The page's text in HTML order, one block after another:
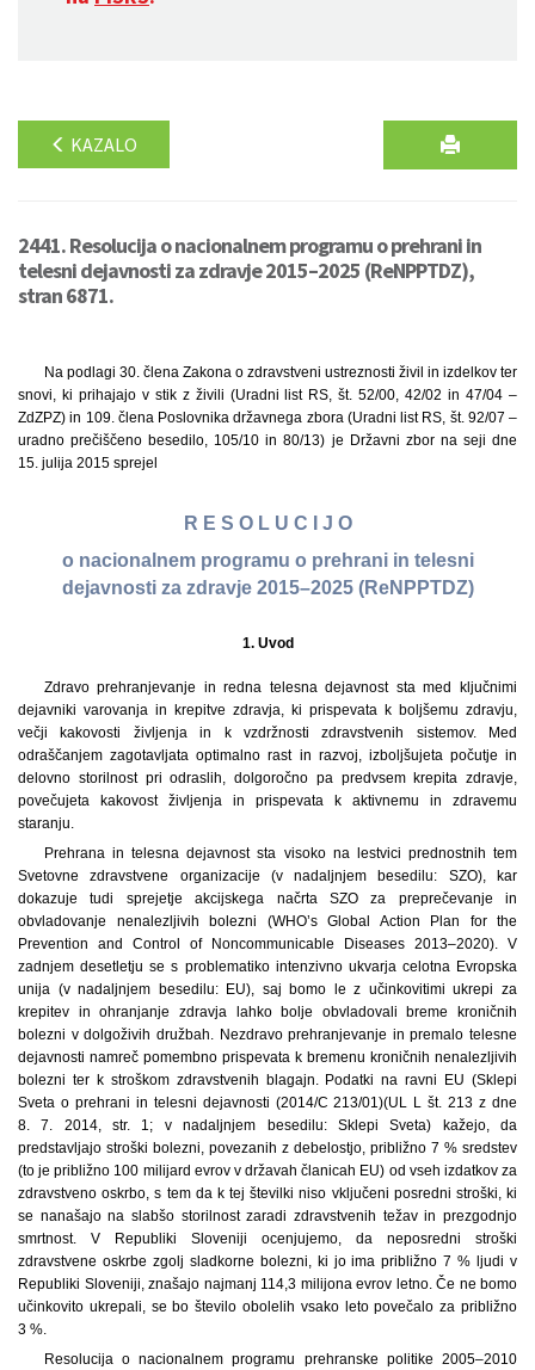
KAZALO
2441. Resolucija o nacionalnem programu o prehrani in
telesni dejavnosti za zdravje 2015–2025 (ReNPPTDZ),
stran 6871.
Na podlagi 30. člena Zakona o zdravstveni ustreznosti živil in izdelkov ter
snovi, ki prihajajo v stik z živili (Uradni list RS, št. 52/00, 42/02 in 47/04 –
ZdZPZ) in 109. člena Poslovnika državnega zbora (Uradni list RS, št. 92/07 –
uradno prečiščeno besedilo, 105/10 in 80/13) je Državni zbor na seji dne
15. julija 2015 sprejel
R E S O L U C I J O
o nacionalnem programu o prehrani in telesni
dejavnosti za zdravje 2015–2025 (ReNPPTDZ)
1. Uvod
Zdravo prehranjevanje in redna telesna dejavnost sta med ključnimi
dejavniki varovanja in krepitve zdravja, ki prispevata k boljšemu zdravju,
večji kakovosti življenja in k vzdržnosti zdravstvenih sistemov. Med
odraščanjem zagotavljata optimalno rast in razvoj, izboljšujeta počutje in
delovno storilnost pri odraslih, dolgoročno pa predvsem krepita zdravje,
povečujeta kakovost življenja in prispevata k aktivnemu in zdravemu
staranju.
Prehrana in telesna dejavnost sta visoko na lestvici prednostnih tem
Svetovne zdravstvene organizacije (v nadaljnjem besedilu: SZO), kar
dokazuje tudi sprejetje akcijskega načrta SZO za preprečevanje in
obvladovanje nenalezljivih bolezni (WHO’s Global Action Plan for the
Prevention and Control of Noncommunicable Diseases 2013–2020). V
zadnjem desetletju se s problematiko intenzivno ukvarja celotna Evropska
unija (v nadaljnjem besedilu: EU), saj bomo le z učinkovitimi ukrepi za
krepitev in ohranjanje zdravja lahko bolje obvladovali breme kroničnih
bolezni v dolgoživih družbah. Nezdravo prehranjevanje in premalo telesne
dejavnosti namreč pomembno prispevata k bremenu kroničnih nenalezljivih
bolezni ter k stroškom zdravstvenih blagajn. Podatki na ravni EU (Sklepi
Sveta o prehrani in telesni dejavnosti (2014/C 213/01)(UL L št. 213 z dne
8. 7. 2014, str. 1; v nadaljnjem besedilu: Sklepi Sveta) kažejo, da
predstavljajo stroški bolezni, povezanih z debelostjo, približno 7 % sredstev
(to je približno 100 milijard evrov v državah članicah EU) od vseh izdatkov za
zdravstveno oskrbo, s tem da k tej številki niso vključeni posredni stroški, ki
se nanašajo na slabšo storilnost zaradi zdravstvenih težav in prezgodnjo
smrtnost. V Republiki Sloveniji ocenjujemo, da neposredni stroški
zdravstvene oskrbe zgolj sladkorne bolezni, ki jo ima približno 7 % ljudi v
Republiki Sloveniji, znašajo najmanj 114,3 milijona evrov letno. Če ne bomo
učinkovito ukrepali, se bo število obolelih vsako leto povečalo za približno
3 %.
Resolucija o nacionalnem programu prehranske politike 2005–2010